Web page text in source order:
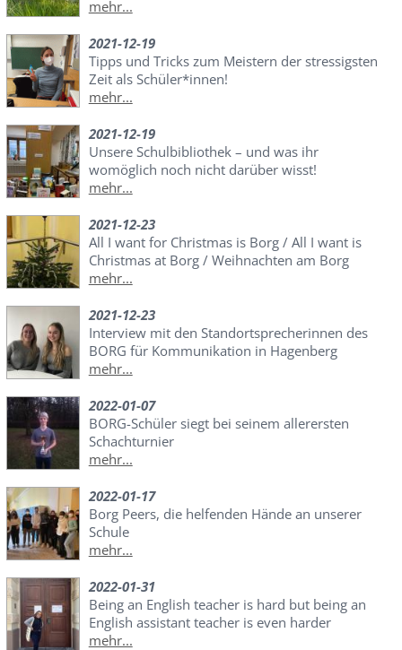
mehr...
2021-12-19
Tipps und Tricks zum Meistern der stressigsten
Zeit als Schüler*innen!
mehr...
2021-12-19
Unsere Schulbibliothek – und was ihr
womöglich noch nicht darüber wisst!
mehr...
2021-12-23
All I want for Christmas is Borg / All I want is
Christmas at Borg / Weihnachten am Borg
mehr...
2021-12-23
Interview mit den Standortsprecherinnen des
BORG für Kommunikation in Hagenberg
mehr...
2022-01-07
BORG-Schüler siegt bei seinem allerersten
Schachturnier
mehr...
2022-01-17
Borg Peers, die helfenden Hände an unserer
Schule
mehr...
2022-01-31
Being an English teacher is hard but being an
English assistant teacher is even harder
mehr...